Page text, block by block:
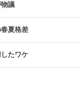
議
夏格差
したワケ